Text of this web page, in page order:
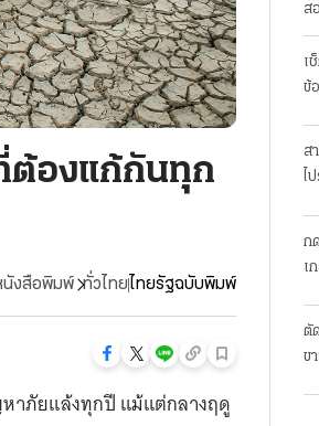
ต้องแก้กันทุก
นังสือพิมพ์ ทั่วไทยไทยรัฐฉบับพิมพ์
หาภัยแล้งทุกปี แม้แต่กลางฤดู
ส
เ
ข้
ส
ไ
ก
เ
ตั
ข